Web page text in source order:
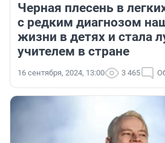
Черная плесень в
с редким диагнозом
жизни в детях и стала
учителем в стране
16 сентября, 2024, 13:00 3 465